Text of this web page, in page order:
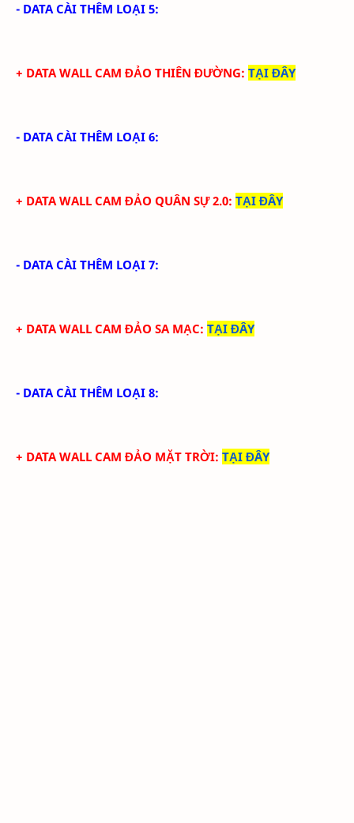
- DATA CÀI THÊM LOẠI 5:
+ DATA WALL CAM ĐẢO THIÊN ĐƯỜNG: TẠI ĐÂY
- DATA CÀI THÊM LOẠI 6:
+ DATA WALL CAM ĐẢO QUÂN SỰ 2.0: TẠI ĐÂY
- DATA CÀI THÊM LOẠI 7:
+ DATA WALL CAM ĐẢO SA MẠC: TẠI ĐÂY
- DATA CÀI THÊM LOẠI 8:
+ DATA WALL CAM ĐẢO MẶT TRỜI: TẠI ĐÂY